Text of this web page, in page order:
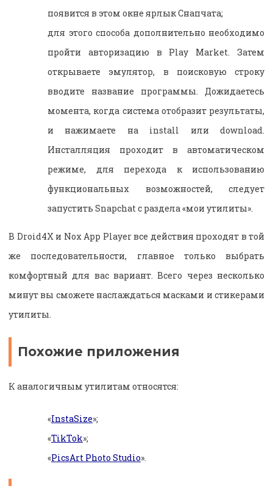
появится в этом окне ярлык Снапчата;
для этого способа дополнительно необходимо
пройти авторизацию в Play Market. Затем
открываете эмулятор, в поисковую строку
вводите название программы. Дожидаетесь
момента, когда система отобразит результаты,
и нажимаете на
install илиdownload.
Инсталляция проходит в автоматическом
режиме, для перехода к использованию
функциональных возможностей, следует
запустить Snapchat с раздела «мои утилиты».
В Droid4X и NoxApp Playerвсе действия проходят в той
же последовательности, главное только выбрать
комфортный для вас вариант. Всего через несколько
минут вы сможете наслаждаться масками и стикерами
утилиты.
Похожие приложения
К аналогичным утилитам относятся:
«InstaSize»;
«TikTok»;
«PicsArt Photo Studio».